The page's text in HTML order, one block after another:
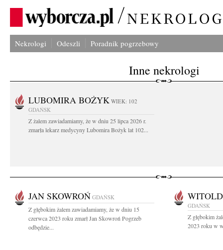
Nekrologi Odeszli Poradnik pogrzebowy
Inne nekrologi
LUBOMIRA BOŻYK WIEK: 102
GDAŃSK
Z żalem zawiadamiamy, że w dniu 25 lipca 2026 r.
zmarła lekarz medycyny Lubomira Bożyk lat 102...
JAN SKOWROŃ GDAŃSK
Z głębokim żalem zawiadamiamy, że w dniu 15
czerwca 2023 roku zmarł Jan Skowroń Pogrzeb
odbędzie...
GDAŃSK
Z głębokim
2023 roku w